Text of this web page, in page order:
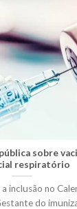
sobre
respiratório
inclusão no
do